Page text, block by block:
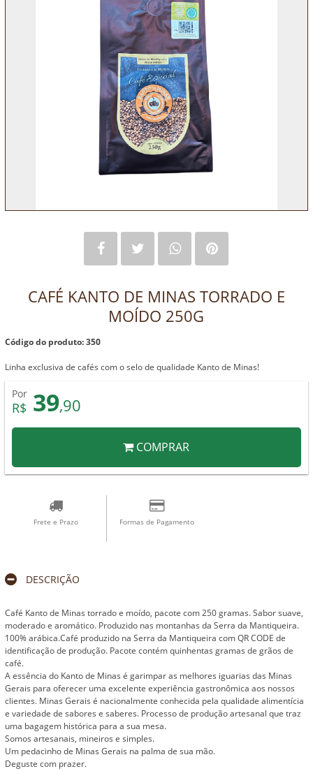
CAFÉ KANTO DE MINAS TORRADO E
MOÍDO 250G
Código do produto: 350
Linha exclusiva de cafés com o selo de qualidade Kanto de Minas!
Por
R$ 39,90
COMPRAR
Frete e Prazo Formas de Pagamento
DESCRIÇÃO
Café Kanto de Minas torrado e moído, pacote com 250 gramas. Sabor suave,
moderado e aromático. Produzido nas montanhas da Serra da Mantiqueira.
100% arábica.Café produzido na Serra da Mantiqueira com QR CODE de
identificação de produção. Pacote contém quinhentas gramas de grãos de
café.
A essência do Kanto de Minas é garimpar as melhores iguarias das Minas
Gerais para oferecer uma excelente experiência gastronômica aos nossos
clientes. Minas Gerais é nacionalmente conhecida pela qualidade alimentícia
e variedade de sabores e saberes. Processo de produção artesanal que traz
uma bagagem histórica para a sua mesa.
Somos artesanais, mineiros e simples.
Um pedacinho de Minas Gerais na palma de sua mão.
Deguste com prazer.